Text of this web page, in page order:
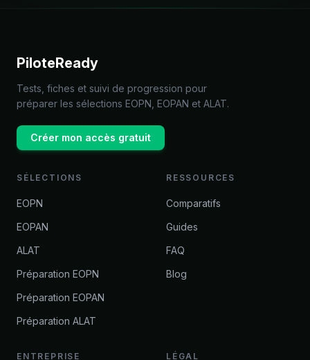
PiloteReady
Tests, fiches et suivi de progression pour
préparer les sélections EOPN, EOPAN et ALAT.
Créer mon accès gratuit
SÉLECTIONS
EOPN
EOPAN
ALAT
Préparation EOPN
Préparation EOPAN
Préparation ALAT
RESSOURCES
Comparatifs
Guides
FAQ
Blog
ENTREPRISE LÉGAL